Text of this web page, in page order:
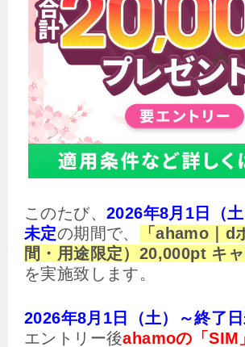
このたび、 2026年8月1日（
未定の期間で、
「ahamo｜d
間・用途限定）20,000pt キャ
を実施致します。
2026年8月1日（土）～終了
エントリー後ahamoの「SIM